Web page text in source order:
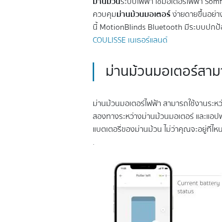
ควบคุมม่านม้วนมอเตอร์ง่ายดายขึ้นอย่
นี้ MotionBlinds Bluetooth มีระบบปกป้
COULISSE เนเธอร์แลนด์
ม่านม้วนมอเตอร์สา
ม่านม้วนมอเตอร์ไฟฟ้า สามารถใช้งานร
สองทางระหว่างม่านม้วนมอเตอร์ และแอ
แบตเตอรี่ของม่านม้วน ไม่ว่าคุณจะอยู่ที่
.